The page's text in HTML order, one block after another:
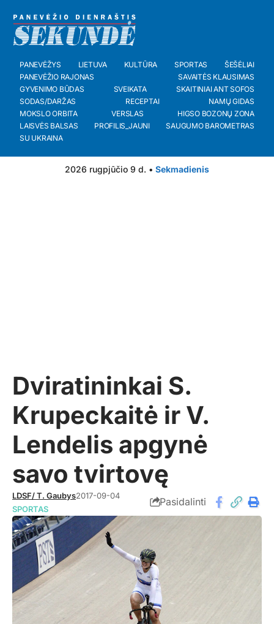
PANEVĖŽYS LIETUVA KULTŪRA SPORTAS
ŠEŠĖLIAI
PANEVĖŽIO RAJONAS
SAVAITĖS KLAUSIMAS
GYVENIMO BŪDAS
SVEIKATA
SKAITINIAI ANT SOFOS
SODAS/DARŽAS
RECEPTAI
NAMŲ GIDAS
MOKSLO ORBITA
VERSLAS
HIGSO BOZONŲ ZONA
LAISVĖS BALSAS
PROFILIS_JAUNI
SAUGUMO BAROMETRAS
SU UKRAINA
2026 rugpjūčio 9 d. • Sekmadienis
Dviratininkai S.
Krupeckaitė ir V.
Lendelis apgynė
savo tvirtovę
LDSF/ T. Gaubys2017-09-04
SPORTAS
Pasidalinti